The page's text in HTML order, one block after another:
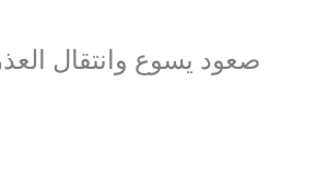
صعود يسوع وانتقال